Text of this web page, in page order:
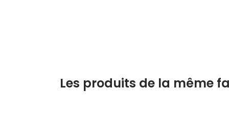
Les produits de la même